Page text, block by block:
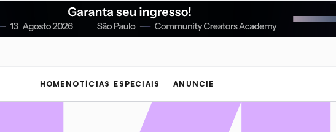
HOME NOTÍCIAS ESPECIAIS ANUNCIE